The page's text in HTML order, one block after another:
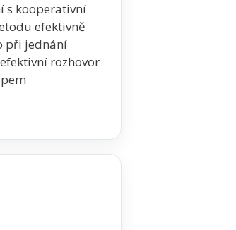
s kooperativní
efektivně
při jednání
rozhovor